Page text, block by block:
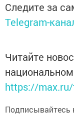
Следите за
Telegram-
Читайте
https://
Подписывайтесь